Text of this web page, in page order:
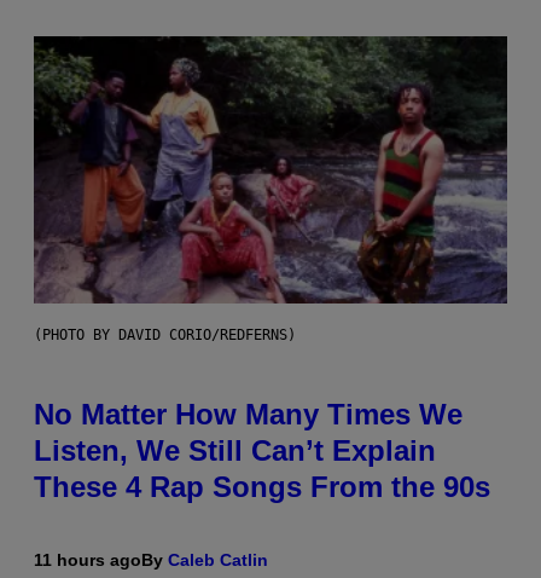
(PHOTO BY DAVID CORIO/REDFERNS)
No Matter How Many Times We
Listen, We Still Can’t Explain
These 4 Rap Songs From the 90s
11 hours agoBy Caleb Catlin